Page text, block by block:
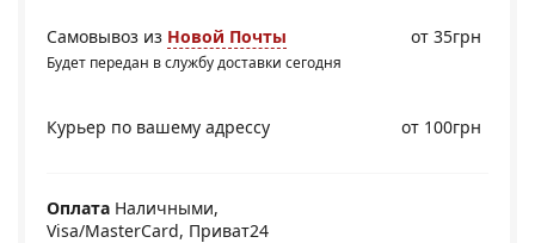
Самовывоз из Новой Почты
Будет передан в службу доставки сегодня
от 35грн
Курьер по вашему адрессу от 100грн
Оплата Наличными,
Visa/MasterCard, Приват24